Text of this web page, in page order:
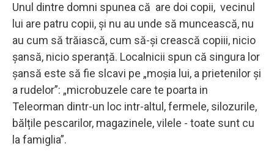
Unul dintre domni spunea că are doi copii, vecinul
lui are patru copii, și nu au unde să muncească, nu
au cum să trăiască, cum să-și crească copiii, nicio
șansă, nicio speranță. Localnicii spun că singura lor
șansă este să fie slcavi pe „moșia lui, a prietenilor și
a rudelor”: „microbuzele care te poarta in
Teleorman dintr-un loc intr-altul, fermele, silozurile,
bălțile pescarilor, magazinele, vilele - toate sunt cu
la famiglia”.